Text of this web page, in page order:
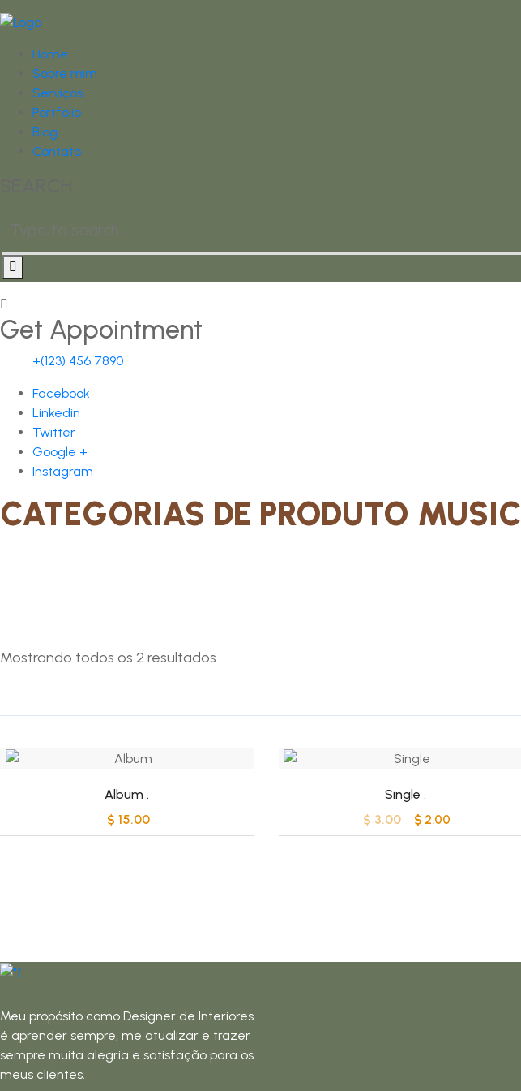
Home
Sobre mim
Serviços
Portfólio
Blog
Contato
Get Appointment
+(123) 456 7890
Facebook
Linkedin
Twitter
Google +
Instagram
CATEGORIAS DE PRODUTO MUSIC
Mostrando todos os 2 resultados
Album.
$ 15.00
Single .
$ 3.00 O
preço
$ 2.00
preço
Meu propósito como Designer de Interiores
é aprender sempre, me atualizar e trazer
sempre muita alegria e satisfação para os
meus clientes.